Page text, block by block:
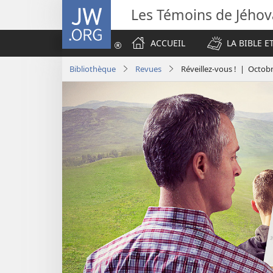
JW.ORG Les Témoins de
ACCUEIL
LA BIBLE
Bibliothèque Revues Réveillez-vous ! |